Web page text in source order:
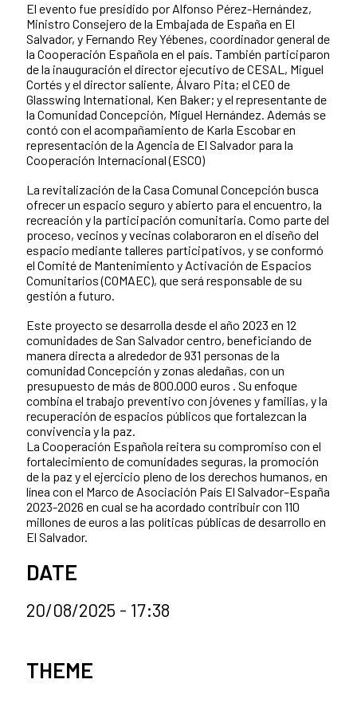
News content
El evento fue presidido por Alfonso Pérez-Hernández,
Ministro Consejero de la Embajada de España en El
Salvador, y Fernando Rey Yébenes, coordinador general de
la Cooperación Española en el país. También participaron
de la inauguración el director ejecutivo de CESAL, Miguel
Cortés y el director saliente, Álvaro Pita; el CEO de
Glasswing International, Ken Baker; y el representante de
la Comunidad Concepción, Miguel Hernández. Además se
contó con el acompañamiento de Karla Escobar en
representación de la Agencia de El Salvador para la
Cooperación Internacional (ESCO)
La revitalización de la Casa Comunal Concepción busca
ofrecer un espacio seguro y abierto para el encuentro, la
recreación y la participación comunitaria. Como parte del
proceso, vecinos y vecinas colaboraron en el diseño del
espacio mediante talleres participativos, y se conformó
el Comité de Mantenimiento y Activación de Espacios
Comunitarios (COMAEC), que será responsable de su
gestión a futuro.
Este proyecto se desarrolla desde el año 2023 en 12
comunidades de San Salvador centro, beneficiando de
manera directa a alrededor de 931 personas de la
comunidad Concepción y zonas aledañas, con un
presupuesto de más de 800.000 euros . Su enfoque
combina el trabajo preventivo con jóvenes y familias, y la
recuperación de espacios públicos que fortalezcan la
convivencia y la paz.
La Cooperación Española reitera su compromiso con el
fortalecimiento de comunidades seguras, la promoción
de la paz y el ejercicio pleno de los derechos humanos, en
línea con el Marco de Asociación País El Salvador–España
2023-2026 en cual se ha acordado contribuir con 110
millones de euros a las políticas públicas de desarrollo en
El Salvador.
DATE
20/08/2025 - 17:38
News categories
THEME